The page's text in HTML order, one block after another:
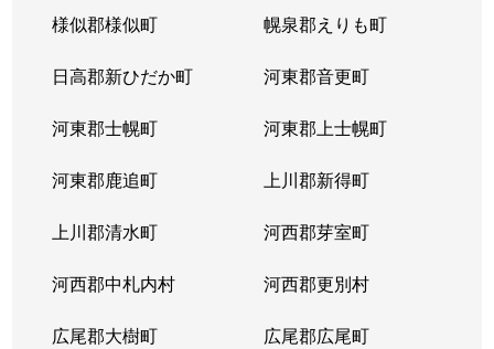
様似郡様似町 幌泉郡えりも町
日高郡新ひだか町 河東郡音更町
河東郡士幌町 河東郡上士幌町
河東郡鹿追町 上川郡新得町
上川郡清水町 河西郡芽室町
河西郡中札内村 河西郡更別村
広尾郡大樹町 広尾郡広尾町